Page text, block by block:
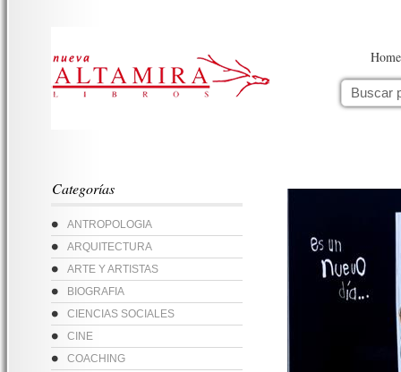
Home
Categorías
ANTROPOLOGIA
ARQUITECTURA
ARTE Y ARTISTAS
BIOGRAFIA
CIENCIAS SOCIALES
CINE
COACHING